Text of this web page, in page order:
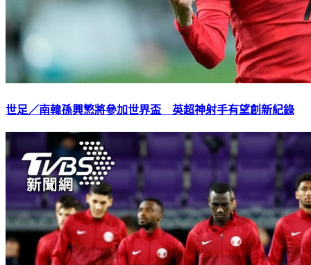
世足／南韓孫興慜將參加世界盃 英超神射手有望創新紀錄